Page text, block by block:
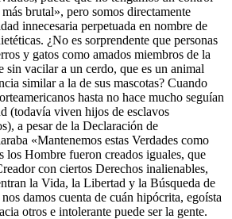
brutal», pero somos directamente
innecesaria perpetuada en nombre de
¿No es sorprendente que personas
y gatos como amados miembros de la
sin vacilar a un cerdo, que es un animal
similar a la de sus mascotas? Cuando
hasta no hace mucho seguían
(todavía viven hijos de esclavos
a pesar de la Declaración de
«Mantenemos estas Verdades como
los Hombre fueron creados iguales, que
con ciertos Derechos inalienables,
la Vida, la Libertad y la Búsqueda de
damos cuenta de cuán hipócrita, egoísta
otros e intolerante puede ser la gente.